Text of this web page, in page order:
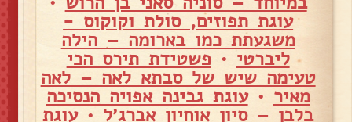
עוגת תפוזים, סולת וקוקוס -
משגעתת כמו בארומה – הילה
ליברטי • פשטידת תירס הכי
טעימה שיש של סבתא לאה – לאה
מאיר •עוגת גבינה אפויה הנסיכה
בלבן – סיון אוחיון אברג׳ל •עוגת